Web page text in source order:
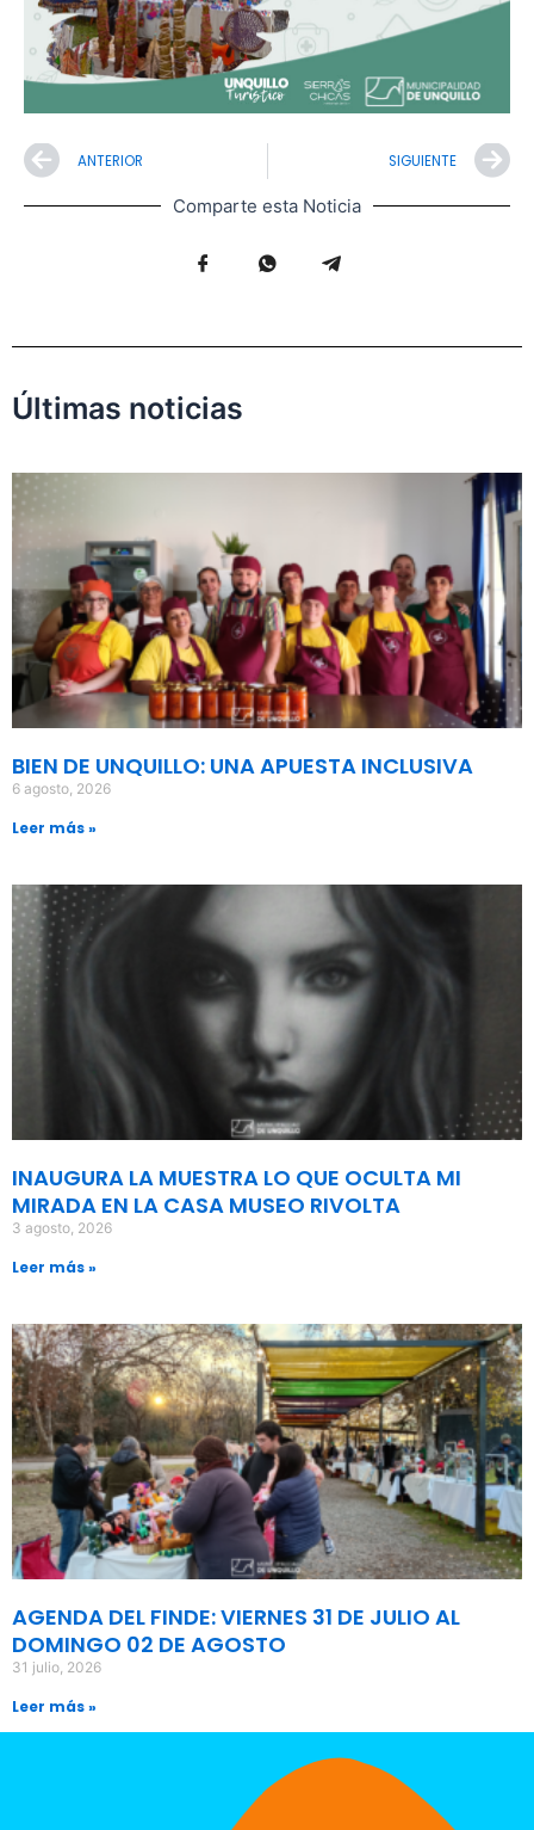
Prev
ANTERIOR SIGUIENTE
Comparte esta Noticia
Últimas noticias
BIEN DE UNQUILLO: UNA APUESTA INCLUSIVA
6 agosto, 2026
Leer más »
INAUGURA LA MUESTRA LO QUE OCULTA MI
MIRADA EN LA CASA MUSEO RIVOLTA
3 agosto, 2026
Leer más »
AGENDA DEL FINDE: VIERNES 31 DE JULIO AL
DOMINGO 02 DE AGOSTO
31 julio, 2026
Leer más »